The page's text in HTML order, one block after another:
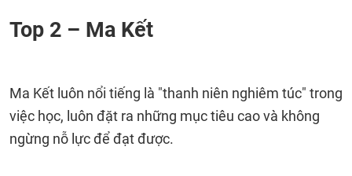
Top 2 – Ma Kết
Ma Kết luôn nổi tiếng là "thanh niên nghiêm túc" trong
việc học, luôn đặt ra những mục tiêu cao và không
ngừng nỗ lực để đạt được.